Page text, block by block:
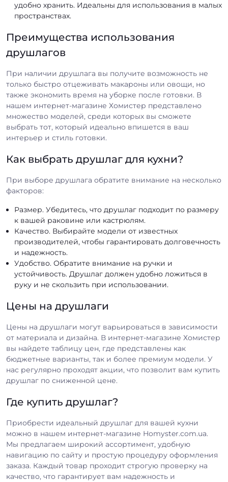
удобно хранить. Идеальны для использования в малых
пространствах.
Преимущества использования
друшлагов
При наличии друшлага вы получите возможность не
только быстро отцеживать макароны или овощи, но
также экономить время на уборке после готовки. В
нашем интернет-магазине Хомистер представлено
множество моделей, среди которых вы сможете
выбрать тот, который идеально впишется в ваш
интерьер и стиль готовки.
Как выбрать друшлаг для кухни?
При выборе друшлага обратите внимание на несколько
факторов:
Размер. Убедитесь, что друшлаг подходит по размеру
к вашей раковине или кастрюлям.
Качество. Выбирайте модели от известных
производителей, чтобы гарантировать долговечность
и надежность.
Удобство. Обратите внимание на ручки и
устойчивость. Друшлаг должен удобно ложиться в
руку и не скользить при использовании.
Цены на друшлаги
Цены на друшлаги могут варьироваться в зависимости
от материала и дизайна. В интернет-магазине Хомистер
вы найдете таблицу цен, где представлены как
бюджетные варианты, так и более премиум модели. У
нас регулярно проходят акции, что позволит вам купить
друшлаг по сниженной цене.
Где купить друшлаг?
Приобрести идеальный друшлаг для вашей кухни
можно в нашем интернет-магазине Homyster.com.ua.
Мы предлагаем широкий ассортимент, удобную
навигацию по сайту и простую процедуру оформления
заказа. Каждый товар проходит строгую проверку на
качество, что гарантирует вам надежность и